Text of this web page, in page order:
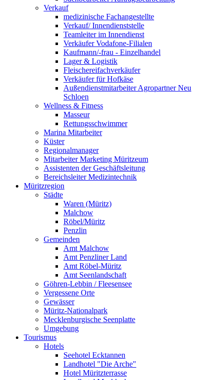
Verkauf
medizinische Fachangestellte
Verkauf/ Innendienststelle
Teamleiter im Innendienst
Verkäufer Vodafone-Filialen
Kaufmann/-frau - Einzelhandel
Lager & Logistik
Fleischereifachverkäufer
Verkäufer für Hofkäse
Außendienstmitarbeiter Agropartner Neu
Schloen
Wellness & Fitness
Masseur
Rettungsschwimmer
Marina Mitarbeiter
Küster
Regionalmanager
Mitarbeiter Marketing Müritzeum
Assistenten der Geschäftsleitung
Bereichsleiter Medizintechnik
Müritzregion
Städte
Waren (Müritz)
Malchow
Röbel/Müritz
Penzlin
Gemeinden
Amt Malchow
Amt Penzliner Land
Amt Röbel-Müritz
Amt Seenlandschaft
Göhren-Lebbin / Fleesensee
Vergessene Orte
Gewässer
Müritz-Nationalpark
Mecklenburgische Seenplatte
Umgebung
Tourismus
Hotels
Seehotel Ecktannen
Landhotel "Die Arche"
Hotel Müritzterrasse